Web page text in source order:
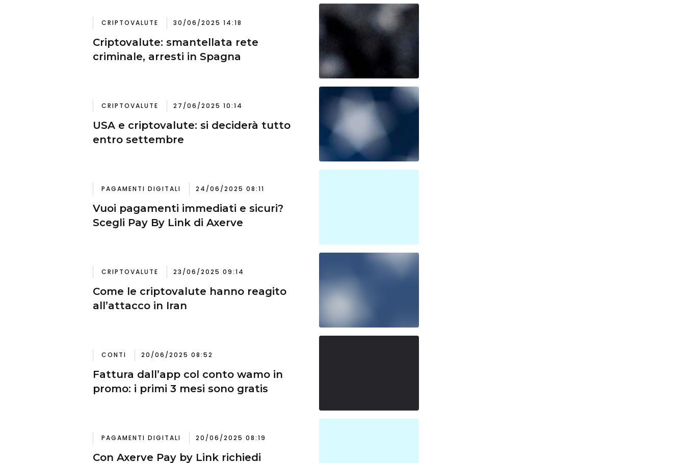
CRIPTOVALUTE 30/06/2025 14:18
Criptovalute: smantellata rete
criminale, arresti in Spagna
CRIPTOVALUTE 27/06/2025 10:14
USA e criptovalute: si deciderà tutto
entro settembre
PAGAMENTI DIGITALI 24/06/2025 08:11
Vuoi pagamenti immediati e sicuri?
Scegli Pay By Link di Axerve
CRIPTOVALUTE 23/06/2025 09:14
Come le criptovalute hanno reagito
all’attacco in Iran
CONTI 20/06/2025 08:52
Fattura dall’app col conto wamo in
promo: i primi 3 mesi sono gratis
PAGAMENTI DIGITALI 20/06/2025 08:19
Con Axerve Pay by Link richiedi